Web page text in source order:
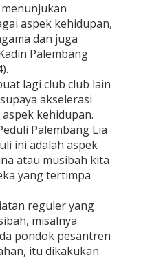
aspek kehidupan,
dan juga
Palembang
lagi club club lain
akselerasi
kehidupan.
Palembang Lia
ini adalah aspek
atau musibah kita
yang tertimpa
reguler yang
misalnya
pondok pesantren
itu dikakukan